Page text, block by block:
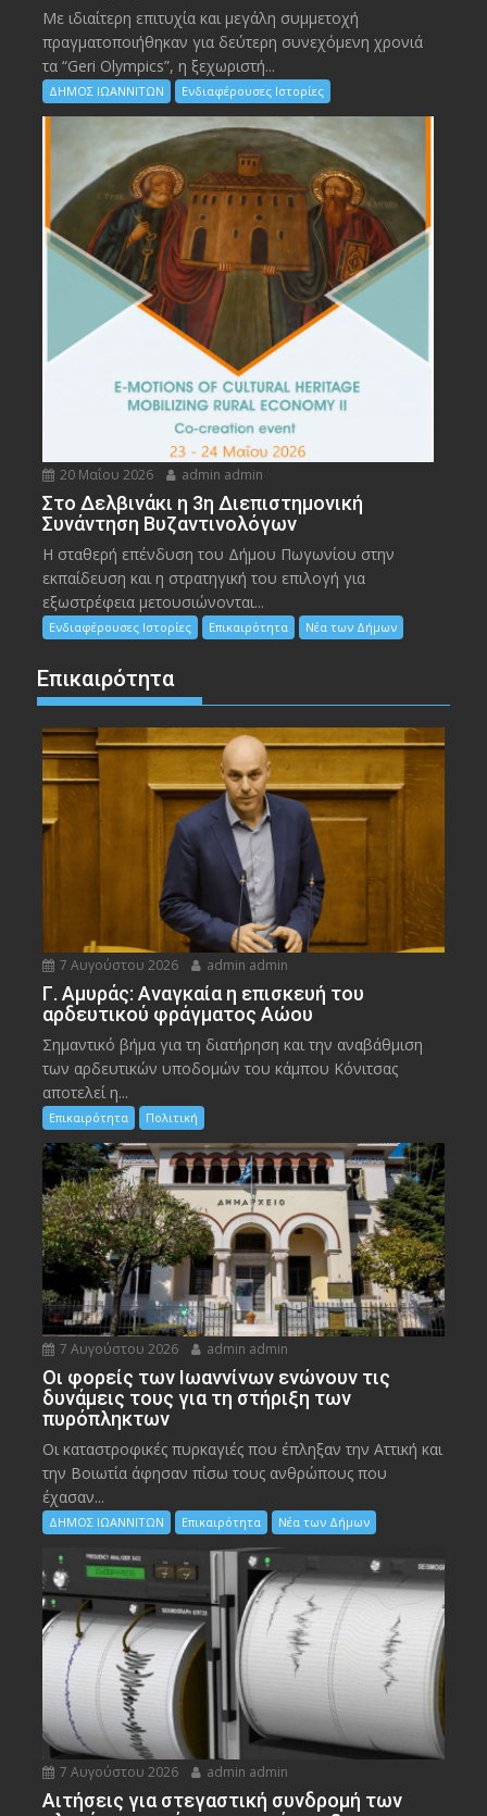
Με ιδιαίτερη επιτυχία και μεγάλη συμμετοχή
πραγματοποιήθηκαν για δεύτερη συνεχόμενη χρονιά
τα “Geri Olympics”, η ξεχωριστή...
ΔΗΜΟΣ ΙΩΑΝΝΙΤΩΝ Ενδιαφέρουσες Ιστορίες
20 Μαΐου 2026 admin admin
Στο Δελβινάκι η 3η Διεπιστημονική
Συνάντηση Βυζαντινολόγων
Η σταθερή επένδυση του Δήμου Πωγωνίου στην
εκπαίδευση και η στρατηγική του επιλογή για
εξωστρέφεια μετουσιώνονται...
Ενδιαφέρουσες Ιστορίες Επικαιρότητα Νέα των Δήμων
Επικαιρότητα
7 Αυγούστου 2026 admin admin
Γ. Αμυράς: Αναγκαία η επισκευή του
αρδευτικού φράγματος Αώου
Σημαντικό βήμα για τη διατήρηση και την αναβάθμιση
των αρδευτικών υποδομών του κάμπου Κόνιτσας
αποτελεί η...
Επικαιρότητα Πολιτική
7 Αυγούστου 2026 admin admin
Οι φορείς των Ιωαννίνων ενώνουν τις
δυνάμεις τους για τη στήριξη των
πυρόπληκτων
Οι καταστροφικές πυρκαγιές που έπληξαν την Αττική και
την Bοιωτία άφησαν πίσω τους ανθρώπους που
έχασαν...
ΔΗΜΟΣ ΙΩΑΝΝΙΤΩΝ Επικαιρότητα Νέα των Δήμων
7 Αυγούστου 2026 admin admin
Αιτήσεις για στεγαστική συνδρομή των